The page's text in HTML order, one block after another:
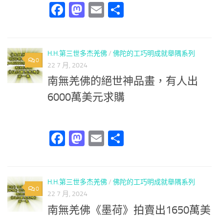
Facebook
Mastodon
Email
0
H.H.第三世多杰羌佛/ 佛陀的工巧明成就舉隅系列
22 7 月, 2024
南無羌佛的絕世神品畫，有人出
6000萬美元求購
Facebook
Mastodon
Email
0
H.H.第三世多杰羌佛/ 佛陀的工巧明成就舉隅系列
22 7 月, 2024
南無羌佛《墨荷》拍賣出1650萬美